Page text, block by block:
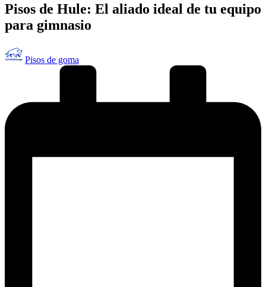
Pisos de Hule: El aliado ideal de tu equipo
para gimnasio
Publicado
por
Pisos de goma